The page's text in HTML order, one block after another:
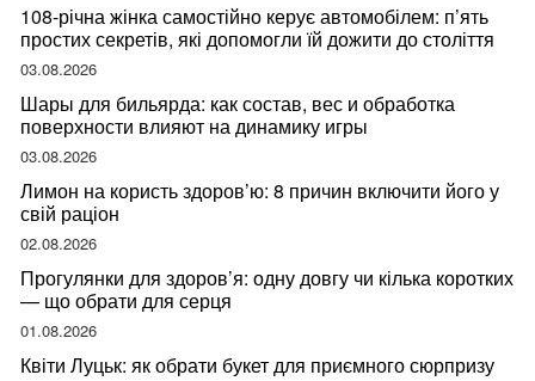
108-річна жінка самостійно керує автомобілем: п’ять
простих секретів, які допомогли їй дожити до століття
03.08.2026
Шары для бильярда: как состав, вес и обработка
поверхности влияют на динамику игры
03.08.2026
Лимон на користь здоров’ю: 8 причин включити його у
свій раціон
02.08.2026
Прогулянки для здоров’я: одну довгу чи кілька коротких
— що обрати для серця
01.08.2026
Квіти Луцьк: як обрати букет для приємного сюрпризу